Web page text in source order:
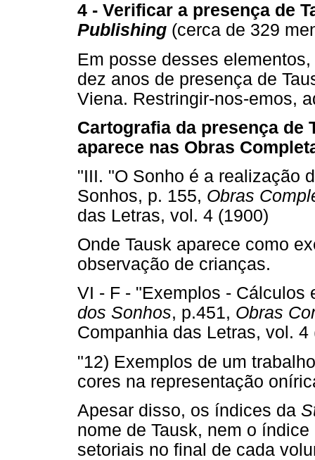
4 - Verificar a presença de
Publishing (cerca de 329
Em posse desses
dez anos de presença de
Viena. Restringir-nos-emos,
Cartografia da presença de
aparece nas Obras
"III. "O Sonho é a realização
Sonhos, p. 155, Obras
das Letras, vol. 4 (1900)
Onde Tausk aparece como
observação de crianças.
VI - F - "Exemplos - Cálculos
dos Sonhos, p.451, Obras
Companhia das Letras, vol. 4
"12) Exemplos de um
cores na representação
Apesar disso, os índices da
nome de Tausk, nem o
setoriais no final de cada